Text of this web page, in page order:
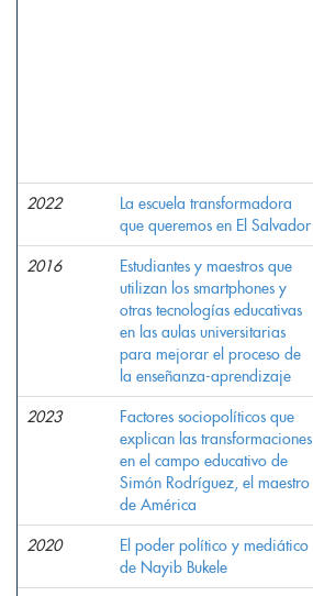
2022
La escuela transformadora
que queremos en El Salvador
2016
Estudiantes y maestros que
utilizan los smartphones y
otras tecnologías educativas
en las aulas universitarias
para mejorar el proceso de
la enseñanza-aprendizaje
2023
Factores sociopolíticos que
explican las transformaciones
en el campo educativo de
Simón Rodríguez, el maestro
de América
2020
El poder político y mediático
de Nayib Bukele